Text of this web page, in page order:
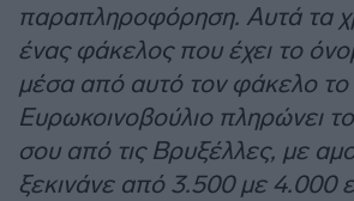
παραπληροφόρηση. Αυτά τα
ένας φάκελος που έχει το
μέσα από αυτό τον φάκελο το
Ευρωκοινοβούλιο πληρώνει
σου από τις Βρυξέλλες, με
ξεκινάνε από 3.500 με 4.000